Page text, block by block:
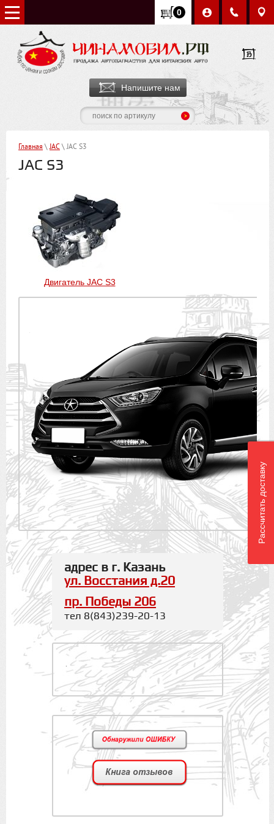
0
Напишите нам
Главная \JAC \ JAC S3
JAC S3
Двигатель JAC S3
адрес в г. Казань
ул. Восстания д.20
пр. Победы 206
тел 8(843)239-20-13
.
Рассчитать доставку